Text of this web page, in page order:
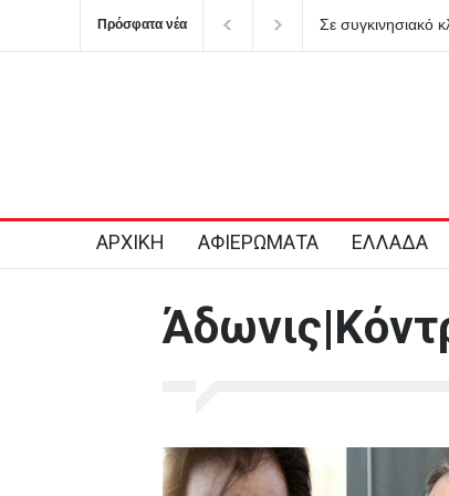
Πρόσφατα νέα
Σε συγκινησιακό
ΑΡΧΙΚΗ ΑΦΙΕΡΩΜΑΤΑ ΕΛΛΑΔΑ